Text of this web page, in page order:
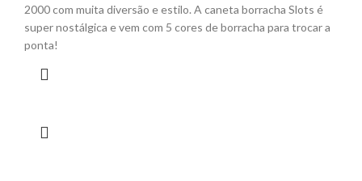
2000 com muita diversão e estilo. A caneta borracha Slots é
super nostálgica e vem com 5 cores de borracha para trocar a
ponta!